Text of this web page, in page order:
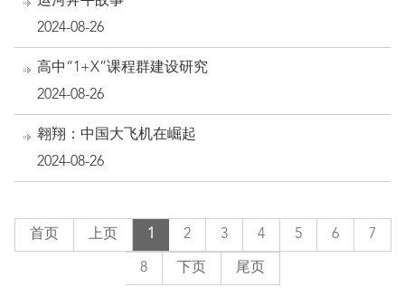
2024-08-26
高中“1+X”课程群建设研究
2024-08-26
翱翔：中国大飞机在崛起
2024-08-26
首页 上页 1 2 3 4 5 6 7
8 下页 尾页